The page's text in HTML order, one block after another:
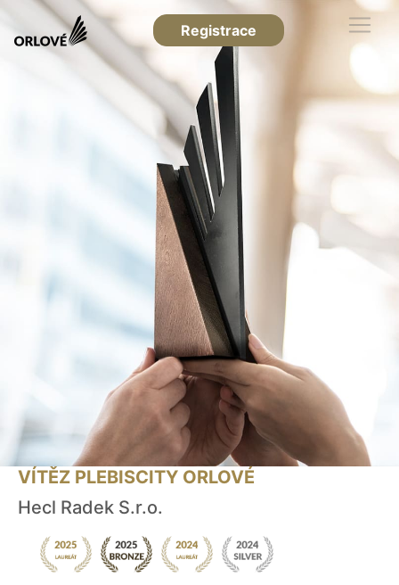
Registrace
VÍTĚZ PLEBISCITY ORLOVÉ
Hecl Radek S.r.o.